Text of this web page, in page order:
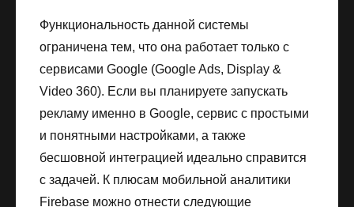
Функциональность данной системы
ограничена тем, что она работает только с
сервисами Google (Google Ads, Display &
Video 360). Если вы планируете запускать
рекламу именно в Google, сервис с простыми
и понятными настройками, а также
бесшовной интеграцией идеально справится
с задачей. К плюсам мобильной аналитики
Firebase можно отнести следующие